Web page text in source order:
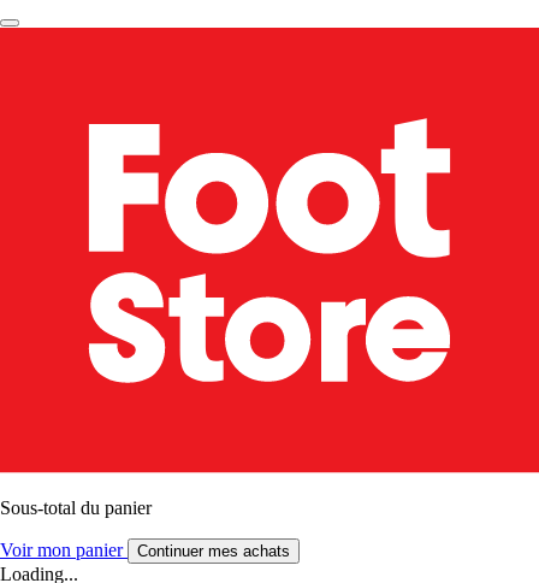
Sous-total du panier
Voir mon panier Continuer mes achats
Loading...